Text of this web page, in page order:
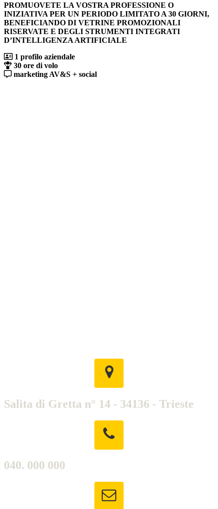
PROMUOVETE LA VOSTRA PROFESSIONE O
INIZIATIVA PER UN PERIODO LIMITATO A 30 GIORNI,
BENEFICIANDO DI VETRINE PROMOZIONALI
RISERVATE E DEGLI STRUMENTI INTEGRATI
D’INTELLIGENZA ARTIFICIALE
1 profilo aziendale
30 ore di volo
marketing AV&S + social
Salita di Gretta n° 14 - 34136 - Trieste
040. 000 000